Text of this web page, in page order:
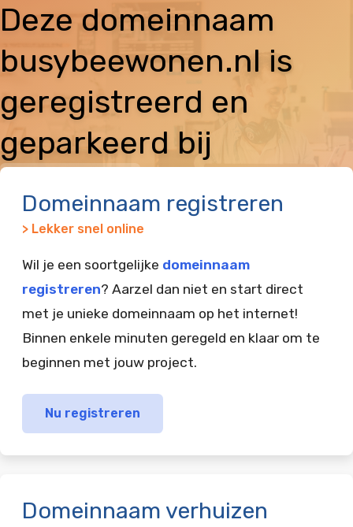
Deze domeinnaam
busybeewonen.nl is
geregistreerd en
geparkeerd bij
Domeinnaam registreren
> Lekker snel online
Wil je een soortgelijke domeinnaam
registreren? Aarzel dan niet en start direct
met je unieke domeinnaam op het internet!
Binnen enkele minuten geregeld en klaar om te
beginnen met jouw project.
Nu registreren
Domeinnaam verhuizen